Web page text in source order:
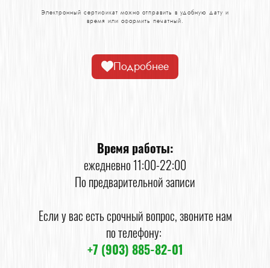
Электронный сертификат можно отправить в удобную дату и
время или оформить печатный.
Подробнее
Время работы:
ежедневно 11:00-22:00
По предварительной записи
Если у вас есть срочный вопрос, звоните нам
по телефону:
+7 (903) 885-82-01